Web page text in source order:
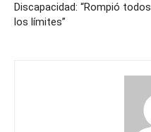
Discapacidad: “Rompió todos
los límites”